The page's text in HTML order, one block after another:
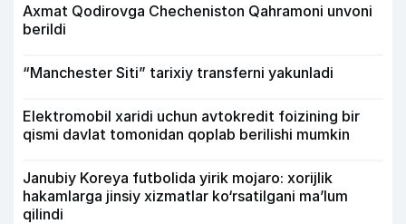
Axmat Qodirovga Checheniston Qahramoni unvoni
berildi
“Manchester Siti” tarixiy transferni yakunladi
Elektromobil xaridi uchun avtokredit foizining bir
qismi davlat tomonidan qoplab berilishi mumkin
Janubiy Koreya futbolida yirik mojaro: xorijlik
hakamlarga jinsiy xizmatlar ko‘rsatilgani ma’lum
qilindi